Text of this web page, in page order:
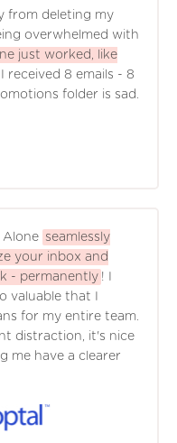
from deleting my
overwhelmed with
just worked, like
received 8 emails - 8
folder is sad.
Alone seamlessly
your inbox and
- permanently ! I
valuable that I
for my entire team.
distraction, it's nice
me have a clearer